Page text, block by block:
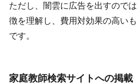
ただし、闇雲に広告を出すので
徴を理解し、費用対効果の高い
です。
家庭教師検索サイトへの掲載